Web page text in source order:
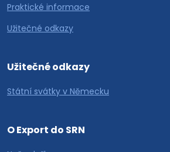
Praktické informace
Užitečné odkazy
Užitečné odkazy
Státní svátky v Německu
O Export do SRN